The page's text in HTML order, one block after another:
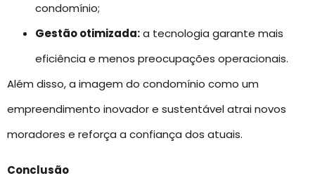
condomínio;
Gestão otimizada:a tecnologia garante mais
eficiência e menos preocupações operacionais.
Além disso, a imagem do condomínio como um
empreendimento inovador e sustentável atrai novos
moradores e reforça a confiança dos atuais.
Conclusão